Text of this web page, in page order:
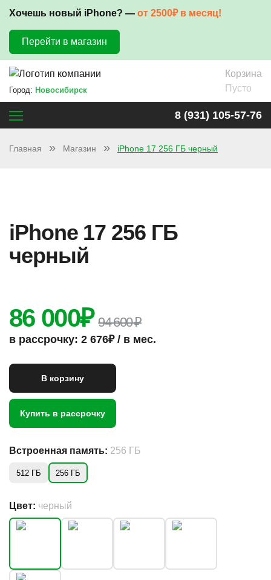
Хочешь новый iPhone? — от 2500₽ в месяц!
Перейти в магазин
Город: Новосибирск
Корзина
Пусто
8 (931) 105-57-76
Главная Магазин iPhone 17 256 ГБ черный
iPhone 17 256 ГБ
черный
86 000₽ 94 600 ₽
в рассрочку: 2 676₽ / в мес.
В корзину
Купить в рассрочку
Встроенная память: 256 ГБ
512 ГБ 256 ГБ
Цвет: черный